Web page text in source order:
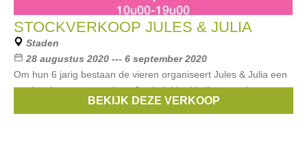
STOCKVERKOOP JULES & JULIA
Staden
28 augustus 2020 --- 6 september 2020
Om hun 6 jarig bestaan de vieren organiseert Jules & Julia een
stockverkoop en opendeur. Je vindt hier kleding en schoenen
voor dames en kinderen aan ronde prijzen.
BEKIJK DEZE VERKOOP